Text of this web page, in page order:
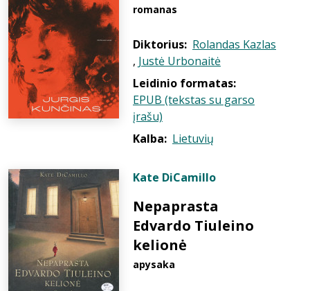
romanas
Diktorius: Rolandas Kazlas
, Justė Urbonaitė
Leidinio formatas:
EPUB (tekstas su garso
įrašu)
Kalba: Lietuvių
Kate DiCamillo
Nepaprasta
Edvardo Tiuleino
kelionė
apysaka